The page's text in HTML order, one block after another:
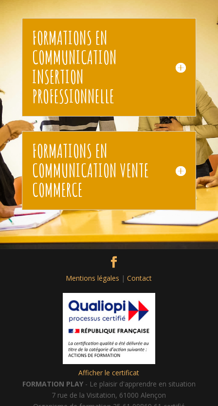
FORMATIONS EN
COMMUNICATION
INSERTION
PROFESSIONNELLE
FORMATIONS EN
COMMUNICATION VENTE
COMMERCE
Mentions légales |Contact
Afficher le certificat
FORMATION PLAY- Le plaisir d'apprendre en situation
7 rue de la Visitation, 61000 Alençon